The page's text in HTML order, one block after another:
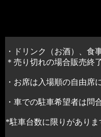
・ドリンク（お酒）、食
＊売り切れの場合販売終
・お席は入場順の自由席
・車での駐車希望者は問
*駐車台数に限りがあり